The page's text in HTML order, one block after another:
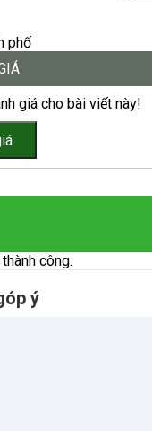
phố
giá cho bài viết này!
công.
ý